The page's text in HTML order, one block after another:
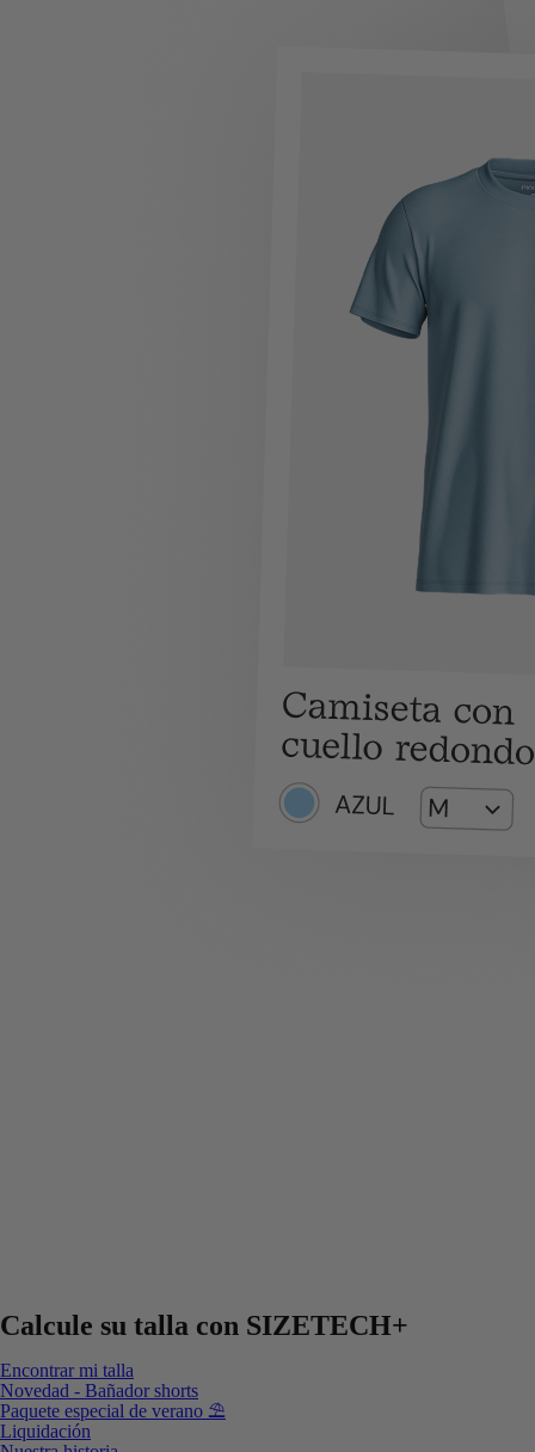
Calcule su talla con SIZETECH+
Encontrar mi talla
Novedad - Bañador shorts
Paquete especial de verano ⛱️
Liquidación